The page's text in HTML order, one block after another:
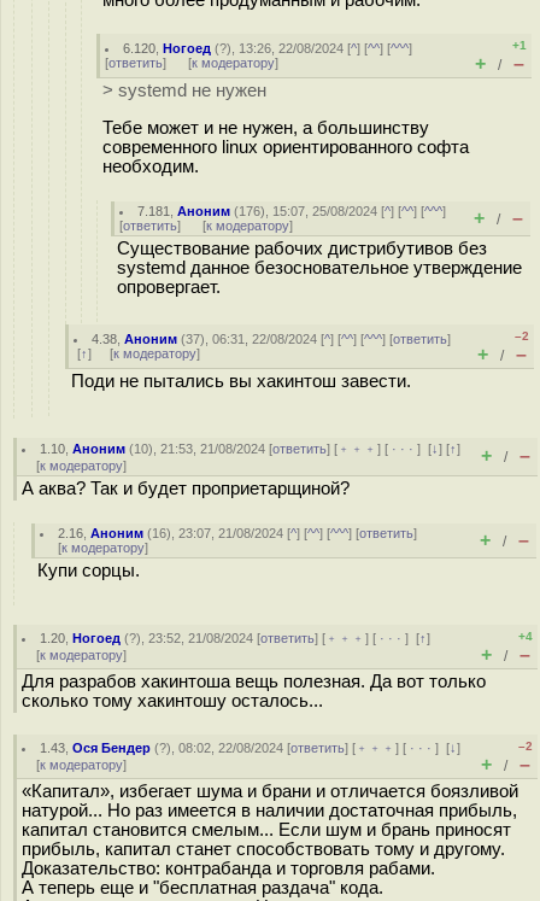
6.120 ,Ногоед (?), 13:26, 22/08/2024 [^] [^^] [^^^]
[ответить] [к модератору]
+1
+ / –
> systemd не нужен
Тебе может и не нужен, а большинству
современного linux ориентированного софта
необходим.
7.181 ,Аноним (176), 15:07, 25/08/2024 [^] [^^] [^^^]
[ответить] [к модератору] + / –
Существование рабочих дистрибутивов без
systemd данное безосновательное утверждение
опровергает.
4.38 ,Аноним (37), 06:31, 22/08/2024 [^] [^^] [^^^] [ответить]
[↑] [к модератору]
–2
+ / –
Поди не пытались вы хакинтош завести.
1.10 ,Аноним (10), 21:53, 21/08/2024 [ответить] [ ﹢﹢﹢] [ · · ·][↓] [↑]
[к модератору] + / –
А аква? Так и будет проприетарщиной?
2.16 ,Аноним (16), 23:07, 21/08/2024 [^] [^^] [^^^] [ответить]
[к модератору] + / –
Купи сорцы.
1.20 ,Ногоед (?), 23:52, 21/08/2024 [ответить] [ ﹢﹢﹢] [ · · ·][↑]
[к модератору]
+4
+ / –
Для разрабов хакинтоша вещь полезная. Да вот только
сколько тому хакинтошу осталось...
1.43 ,Ося Бендер (?), 08:02, 22/08/2024 [ответить] [ ﹢﹢﹢] [ · · ·][↓]
[к модератору]
–2
+ / –
«Капитал», избегает шума и брани и отличается боязливой
натурой... Но раз имеется в наличии достаточная прибыль,
капитал становится смелым... Если шум и брань приносят
прибыль, капитал станет способствовать тому и другому.
Доказательство: контрабанда и торговля рабами.
А теперь еще и "бесплатная раздача" кода.